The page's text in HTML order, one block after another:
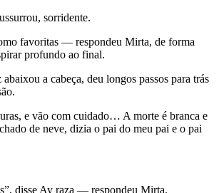
sorridente.
favoritas — respondeu Mirta, de forma
profundo ao final.
a cabeça, deu longos passos para trás
e vão com cuidado… A morte é branca e
de neve, dizia o pai do meu pai e o pai
disse Ay raza — respondeu Mirta.